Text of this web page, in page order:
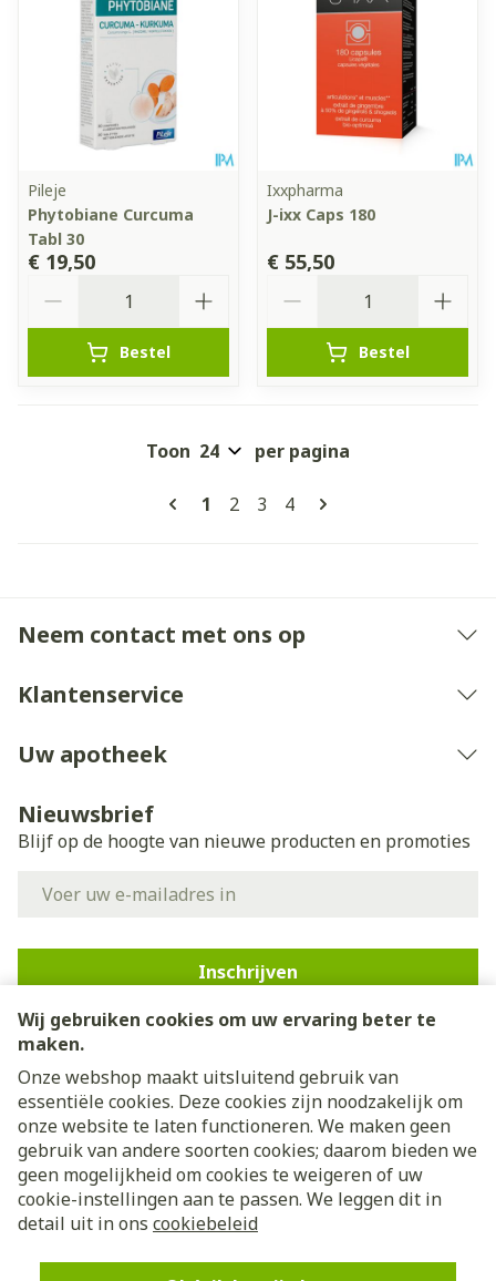
Wij gebruiken cookies om uw ervaring beter te
maken.
Onze webshop maakt uitsluitend gebruik van
essentiële cookies. Deze cookies zijn noodzakelijk om
onze website te laten functioneren. We maken geen
gebruik van andere soorten cookies; daarom bieden we
geen mogelijkheid om cookies te weigeren of uw
cookie-instellingen aan te passen. We leggen dit in
detail uit in ons cookiebeleid
Pileje
Phytobiane Curcuma
Tabl 30
€ 19,50
Bestel
Ixxpharma
J-ixx Caps 180
€ 55,50
Bestel
Pagina's
U lees momenteel pagina
1 Pagina
2 Pagina
3 Pagina
4
Toon per pagina
Neem contact met ons op
Klantenservice
Uw apotheek
Nieuwsbrief
Blijf op de hoogte van nieuwe producten en promoties
Inschrijven
Door op inschrijven te klikken, schrijft u zich in voor onze
nieuwsbrief en gaat u akkoord met onze
Juridische links